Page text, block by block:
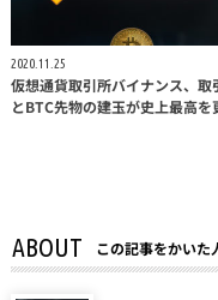
2020.11.25
仮想通貨取引所バイナンス、取
とBTC先物の建玉が史上最高を
ABOUT この記事をかいた